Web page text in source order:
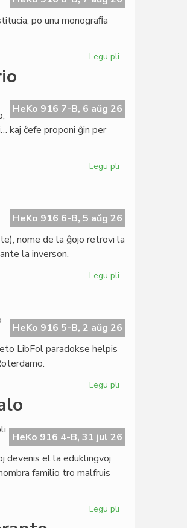
po unu monograﬁa
Legu pli
programo
de
HeKo 916 7-B, 6 aŭg 26
kaj ĉefe proponi ĝin per
Legu pli
kulturo
kun
kriterio
HeKo 916 6-B, 5 aŭg 26
nome de la ĝojo retrovi la
la inverson.
Legu pli
rivalte
aŭ
HeKo 916 5-B, 2 aŭg 26
LibFol paradokse helpis
Legu pli
LibFol
HeKo 916 4-B, 31 jul 26
devenis el la eduklingvoj
familio tro malfruis
Legu pli